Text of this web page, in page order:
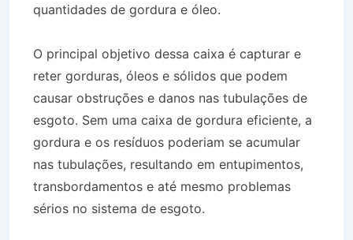
quantidades de gordura e óleo.
O principal objetivo dessa caixa é capturar e
reter gorduras, óleos e sólidos que podem
causar obstruções e danos nas tubulações de
esgoto. Sem uma caixa de gordura eficiente, a
gordura e os resíduos poderiam se acumular
nas tubulações, resultando em entupimentos,
transbordamentos e até mesmo problemas
sérios no sistema de esgoto.